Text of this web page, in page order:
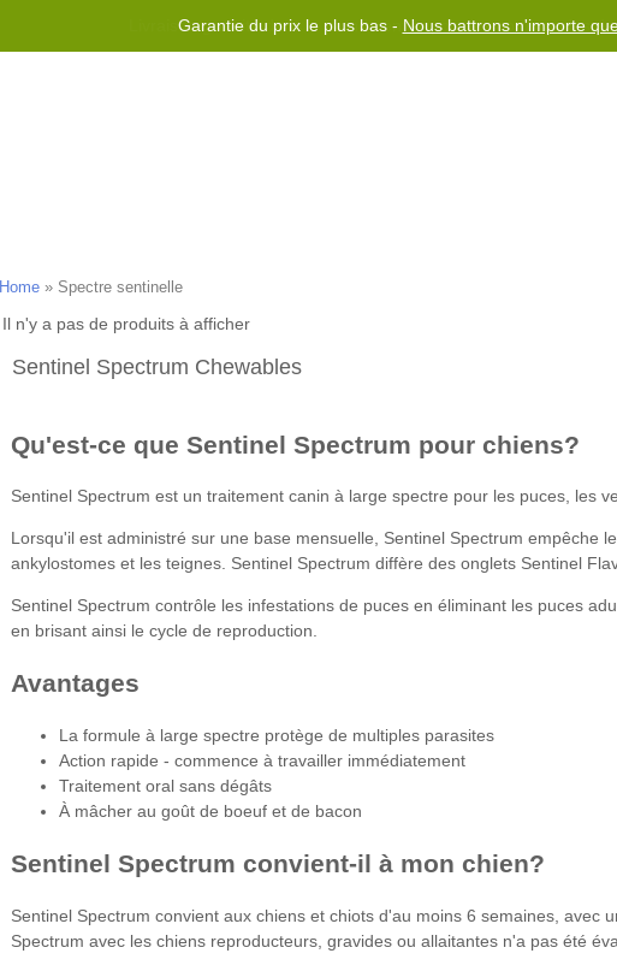
Garantie du prix le plus bas - Nous battrons n'importe
Livraison gratuite dans le monde entier pour les commandes de
Home » Spectre sentinelle
Qu'est-ce que Sentinel Spectrum pour chiens?
Sentinel Spectrum est un traitement canin à large spectre pour les puces, les
Lorsqu'il est administré sur une base mensuelle, Sentinel Spectrum
ankylostomes et les teignes. Sentinel Spectrum diffère des onglets Sentinel
Sentinel Spectrum contrôle les infestations de puces en éliminant les puces
en brisant ainsi le cycle de reproduction.
Avantages
La formule à large spectre protège de multiples parasites
Action rapide - commence à travailler immédiatement
Traitement oral sans dégâts
À mâcher au goût de boeuf et de bacon
Sentinel Spectrum convient-il à mon chien?
Sentinel Spectrum convient aux chiens et chiots d'au moins 6 semaines, avec
Spectrum avec les chiens reproducteurs, gravides ou allaitantes n'a pas été
Sentinel Spectrum Chewables
Il n'y a pas de produits à afficher